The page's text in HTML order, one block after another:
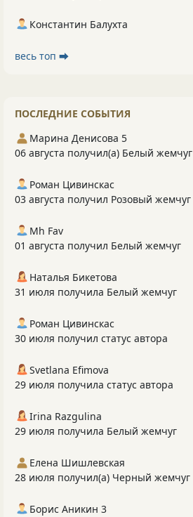
Константин Балухта
весь топ ⮕
ПОСЛЕДНИЕ СОБЫТИЯ
Марина Денисова 5
06 августа получил(а) Белый жемчуг
Роман Цивинскас
03 августа получил Розовый жемчуг
Mh Fav
01 августа получил Белый жемчуг
Наталья Бикетова
31 июля получила Белый жемчуг
Роман Цивинскас
30 июля получил статус автора
Svetlana Efimova
29 июля получила статус автора
Irina Razgulina
29 июля получила Белый жемчуг
Елена Шишлевская
28 июля получил(а) Черный жемчуг
Борис Аникин 3